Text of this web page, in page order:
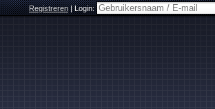
Registreren|Login: